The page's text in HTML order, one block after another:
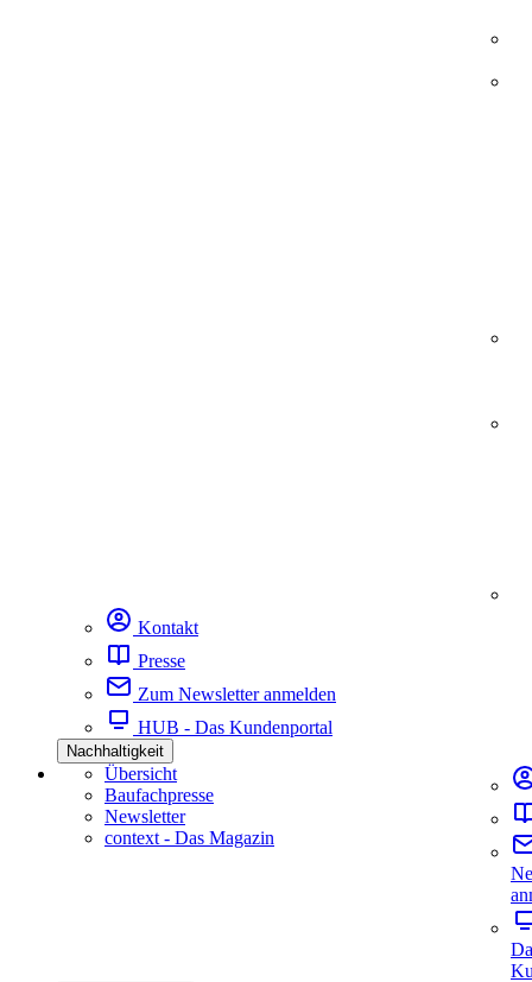
Kontakt
Presse
Zum Newsletter anmelden
HUB - Das Kundenportal
Nachhaltigkeit
Übersicht
Baufachpresse
Newsletter
context - Das Magazin